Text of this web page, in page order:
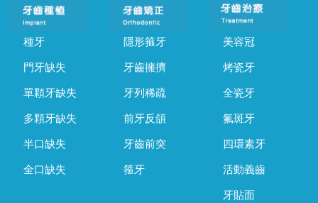
種牙
門牙缺失
單顆牙缺失
多顆牙缺失
半口缺失
全口缺失
隱形箍牙
牙齒擁擠
牙列稀疏
前牙反頜
牙齒前突
箍牙
美容冠
烤瓷牙
全瓷牙
氟斑牙
四環素牙
活動義齒
牙貼面